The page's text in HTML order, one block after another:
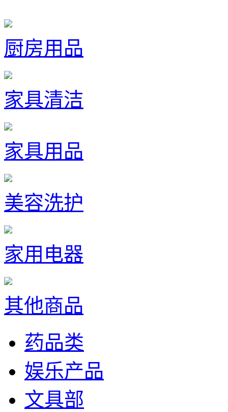
厨房用品
家具清洁
家具用品
美容洗护
家用电器
其他商品
药品类
娱乐产品
文具部